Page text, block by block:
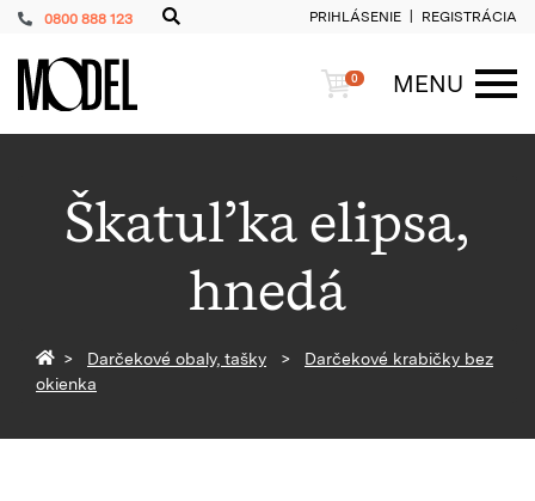
0800 888 123 PRIHLÁSENIE REGISTRÁCIA
PackShop Košík
0
MENU
Škatuľka elipsa,
hnedá
Späť na homepage
Darčekové obaly, tašky
Darčekové krabičky bez
okienka